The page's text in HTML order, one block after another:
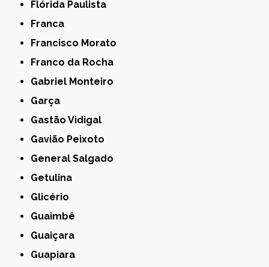
Flórida Paulista
Franca
Francisco Morato
Franco da Rocha
Gabriel Monteiro
Garça
Gastão Vidigal
Gavião Peixoto
General Salgado
Getulina
Glicério
Guaimbê
Guaiçara
Guapiara